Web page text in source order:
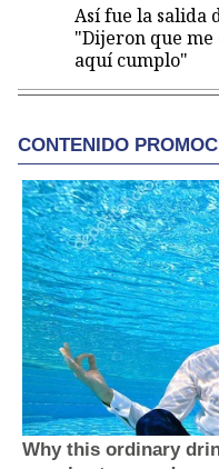
Así fue la salida
"Dijeron que
aquí cumplo"